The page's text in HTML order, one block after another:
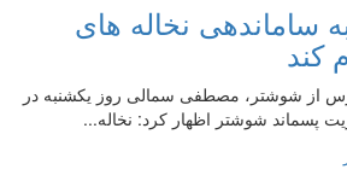
ساماندهی نخاله های
کند
از شوشتر، مصطفی سمالی روز یکشنبه در
پسماند شوشتر اظهار کرد: نخاله...